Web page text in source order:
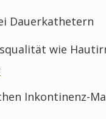
Dauerkathetern
wie
Inkontinenz-